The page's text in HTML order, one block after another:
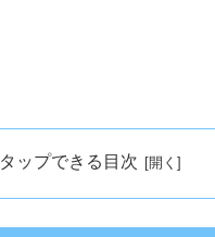
タップできる目次